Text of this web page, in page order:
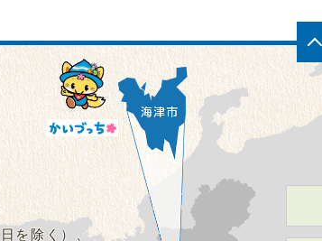
を除く）、